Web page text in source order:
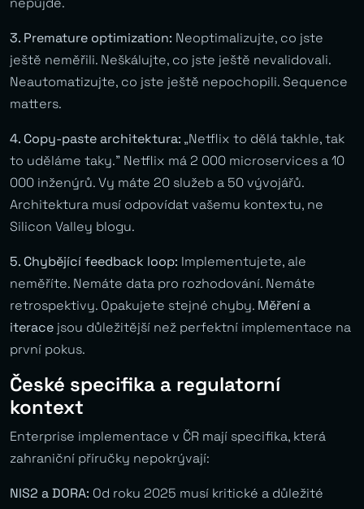
3. Premature optimization: Neoptimalizujte, co jste
ještě neměřili. Neškálujte, co jste ještě nevalidovali.
Neautomatizujte, co jste ještě nepochopili. Sequence
matters.
4. Copy-paste architektura: „Netflix to dělá takhle, tak
to uděláme taky.” Netflix má 2 000 microservices a 10
000 inženýrů. Vy máte 20 služeb a 50 vývojářů.
Architektura musí odpovídat vašemu kontextu, ne
Silicon Valley blogu.
5. Chybějící feedback loop: Implementujete, ale
neměříte. Nemáte data pro rozhodování. Nemáte
retrospektivy. Opakujete stejné chyby. Měření a
iterace jsou důležitější než perfektní implementace na
první pokus.
České specifika a regulatorní
kontext
Enterprise implementace v ČR mají specifika, která
zahraniční příručky nepokrývají:
NIS2 a DORA: Od roku 2025 musí kritické a důležité